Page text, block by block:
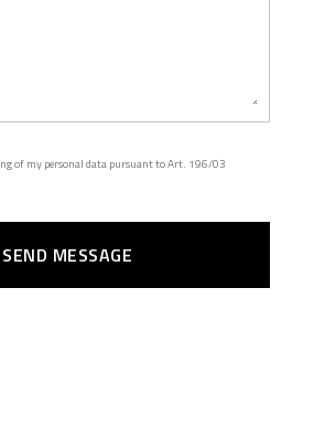
of my personal data pursuant to Art. 196/03